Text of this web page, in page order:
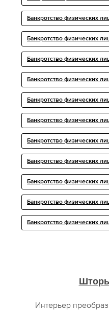
Банкротство физических
Банкротство физических
Банкротство физических
Банкротство физических
Банкротство физических
Банкротство физических
Банкротство физических
Банкротство физических
Банкротство физических
Банкротство физических
Банкротство физических
Интерьер